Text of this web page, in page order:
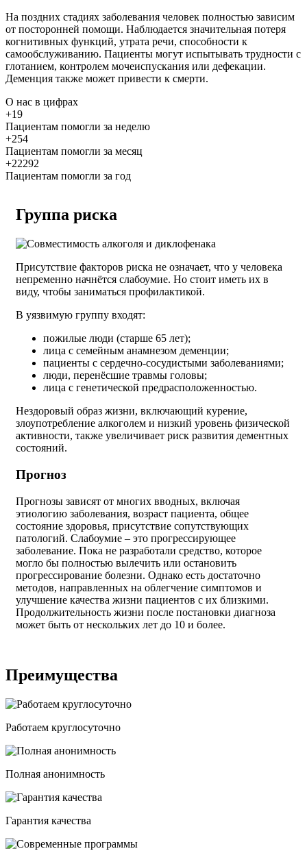
На поздних стадиях заболевания человек полностью зависим
от посторонней помощи. Наблюдается значительная потеря
когнитивных функций, утрата речи, способности к
самообслуживанию. Пациенты могут испытывать трудности с
глотанием, контролем мочеиспускания или дефекации.
Деменция также может привести к смерти.
О нас в цифрах
+19
Пациентам помогли за неделю
+254
Пациентам помогли за месяц
+22292
Пациентам помогли за год
Группа риска
Присутствие факторов риска не означает, что у человека
непременно начнётся слабоумие. Но стоит иметь их в
виду, чтобы заниматься профилактикой.
В уязвимую группу входят:
пожилые люди (старше 65 лет);
лица с семейным анамнезом деменции;
пациенты с сердечно-сосудистыми заболеваниями;
люди, перенёсшие травмы головы;
лица с генетической предрасположенностью.
Нездоровый образ жизни, включающий курение,
злоупотребление алкоголем и низкий уровень физической
активности, также увеличивает риск развития дементных
состояний.
Прогноз
Прогнозы зависят от многих вводных, включая
этиологию заболевания, возраст пациента, общее
состояние здоровья, присутствие сопутствующих
патологий. Слабоумие – это прогрессирующее
заболевание. Пока не разработали средство, которое
могло бы полностью вылечить или остановить
прогрессирование болезни. Однако есть достаточно
методов, направленных на облегчение симптомов и
улучшение качества жизни пациентов с их близкими.
Продолжительность жизни после постановки диагноза
может быть от нескольких лет до 10 и более.
Преимущества
Работаем круглосуточно
Полная анонимность
Гарантия качества